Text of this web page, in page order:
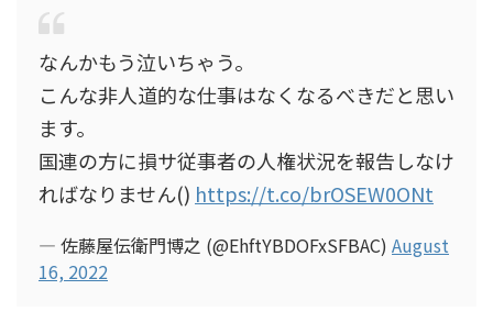
なんかもう泣いちゃう。
こんな非人道的な仕事はなくなるべきだと思い
ます。
国連の方に損サ従事者の人権状況を報告しなけ
ればなりません() https://t.co/brOSEW0ONt
— 佐藤屋伝衛門博之 (@EhftYBDOFxSFBAC) August
16, 2022